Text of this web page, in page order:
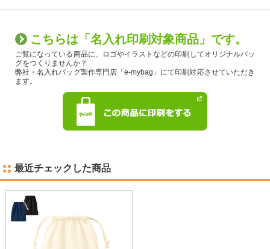
こちらは「名入れ印刷対象商品」です。
ご覧になっている商品に、ロゴやイラストなどの印刷してオリジナルバッ
グをつくりませんか？
弊社・名入れバッグ製作専門店「e-mybag」にて印刷対応させていただき
ます。
最近チェックした商品